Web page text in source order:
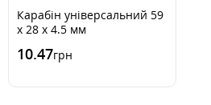
Карабін універсальний 59
x 28 x 4.5 мм
10.47грн